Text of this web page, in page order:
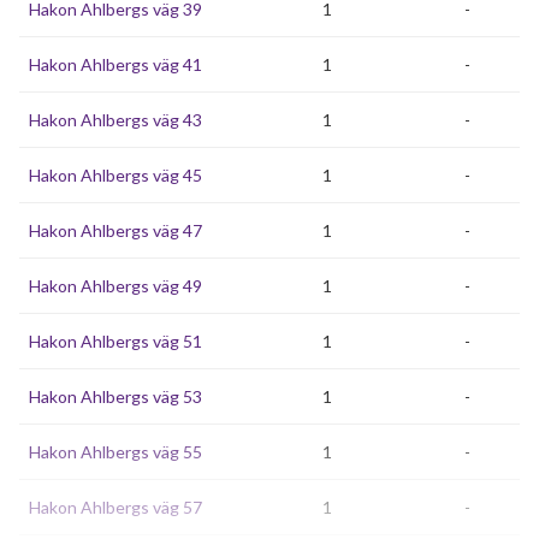
Hakon Ahlbergs väg 39 1 -
Hakon Ahlbergs väg 41 1 -
Hakon Ahlbergs väg 43 1 -
Hakon Ahlbergs väg 45 1 -
Hakon Ahlbergs väg 47 1 -
Hakon Ahlbergs väg 49 1 -
Hakon Ahlbergs väg 51 1 -
Hakon Ahlbergs väg 53 1 -
Hakon Ahlbergs väg 55 1 -
Hakon Ahlbergs väg 57 1 -